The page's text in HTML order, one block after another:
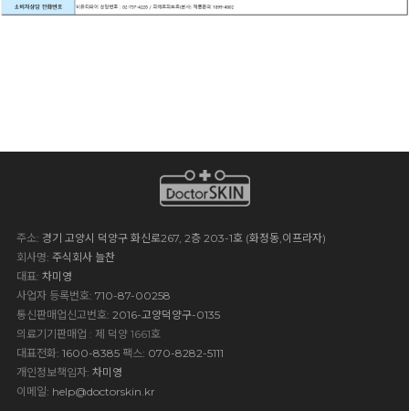
주소: 경기 고양시 덕양구 화신로267, 2층 203-1호 (화정동,이프라자)
회사명: 주식회사 늘찬
대표: 차미영
사업자 등록번호: 710-87-00258
통신판매업신고번호: 2016-고양덕양구-0135
의료기기판매업 : 제 덕양 1661호
대표전화: 1600-8385 팩스: 070-8282-5111
개인정보책임자: 차미영
이메일: help@doctorskin.kr